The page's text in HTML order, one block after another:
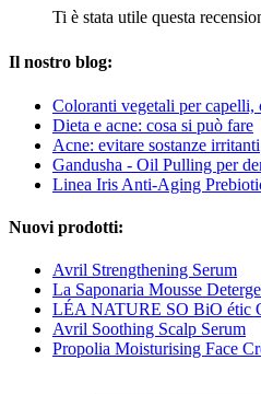
Ti è stata utile questa
Il nostro blog:
Coloranti vegetali per capelli,
Dieta e acne: cosa si può fare
Acne: evitare sostanze irritanti
Gandusha - Oil Pulling per
Linea Iris Anti-Aging
Nuovi prodotti:
Avril Strengthening Serum
La Saponaria Mousse
LÉA NATURE SO BiO étic
Avril Soothing Scalp Serum
Propolia Moisturising Face